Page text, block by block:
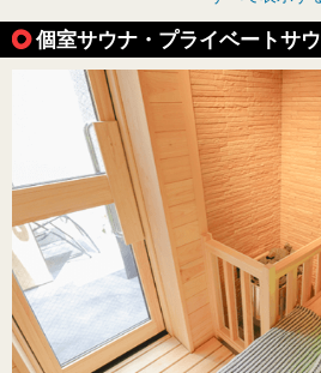
個室サウナ・プライベートサ